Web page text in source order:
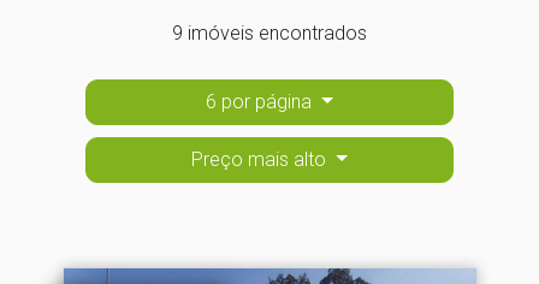
9 imóveis encontrados
6 por página
Preço mais alto